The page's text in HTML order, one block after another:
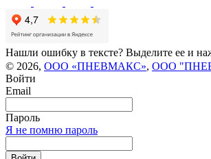
Нашли ошибку в тексте? Выделите ее и
© 2026, ООО «ПНЕВМАКС», ООО
Войти
Email
Пароль
Я не помню пароль